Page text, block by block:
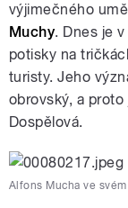
pause
výjimečného
Muchy. Dnes je
potisky na
turisty. Jeho
obrovský, a
Dospělová.
Alfons Mucha ve